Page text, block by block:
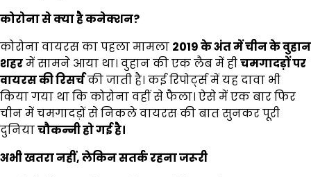
कोरोना से क्या है कनेक्शन?
कोरोना वायरस का पहला मामला 2019के अंत में चीन के वुहान
शहरमें सामने आया था। वुहान की एक लैब में हीचमगादड़ों पर
वायरस की रिसर्चकी जाती है। कई रिपोर्ट्स में यह दावा भी
किया गया था कि कोरोना वहीं से फैला। ऐसे में एक बार फिर
चीन में चमगादड़ों से निकले वायरस की बात सुनकर पूरी
दुनियाचौकन्नी हो गई है।
अभी खतरा नहीं,लेकिन सतर्क रहना जरूरी